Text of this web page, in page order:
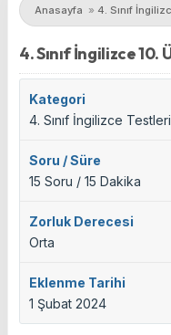
Anasayfa » 4. Sınıf
4. Sınıf İngilizce
Kategori
4. Sınıf İngilizce Testleri
Soru / Süre
15 Soru / 15 Dakika
Zorluk Derecesi
Orta
Eklenme Tarihi
1 Şubat 2024